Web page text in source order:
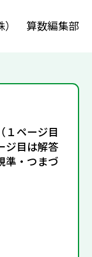
） 算数編集部
１ページ目
ジ目は解答
準・つまづ